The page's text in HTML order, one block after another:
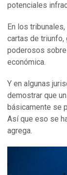
potenciales
En los
cartas de triunfo,
poderosos
económica.
Y en algunas
demostrar que
básicamente se
Así que eso se
agrega.